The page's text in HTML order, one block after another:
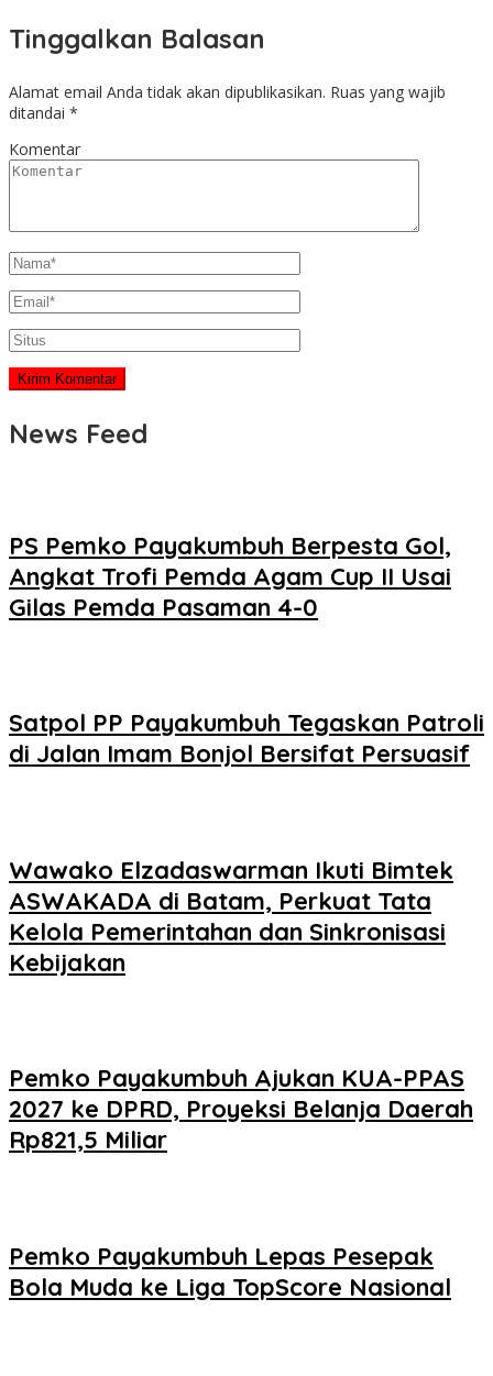
Tinggalkan Balasan
Alamat email Anda tidak akan dipublikasikan. Ruas yang wajib
ditandai *
Komentar
News Feed
PS Pemko Payakumbuh Berpesta Gol,
Angkat Trofi Pemda Agam Cup II Usai
Gilas Pemda Pasaman 4-0
Satpol PP Payakumbuh Tegaskan Patroli
di Jalan Imam Bonjol Bersifat Persuasif
Wawako Elzadaswarman Ikuti Bimtek
ASWAKADA di Batam, Perkuat Tata
Kelola Pemerintahan dan Sinkronisasi
Kebijakan
Pemko Payakumbuh Ajukan KUA-PPAS
2027 ke DPRD, Proyeksi Belanja Daerah
Rp821,5 Miliar
Pemko Payakumbuh Lepas Pesepak
Bola Muda ke Liga TopScore Nasional